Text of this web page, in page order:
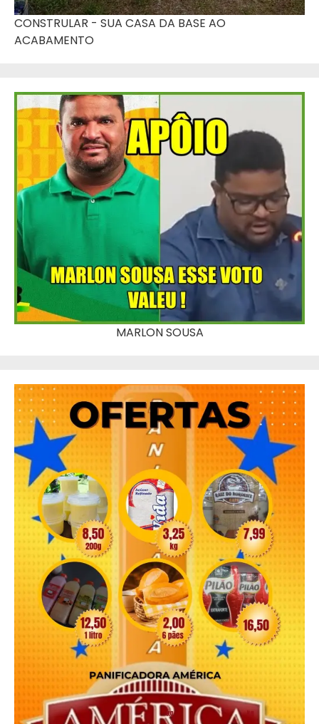
CONSTRULAR - SUA CASA DA BASE AO
ACABAMENTO
MARLON SOUSA